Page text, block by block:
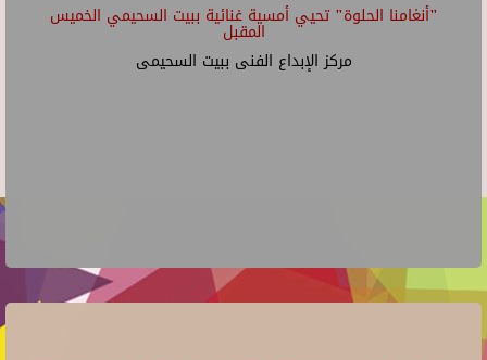
"أنغامنا الحلوة" تحيي أمسية غنائية ببيت السحيمي الخميس
المقبل
مركز الإبداع الفنى ببيت السحيمى